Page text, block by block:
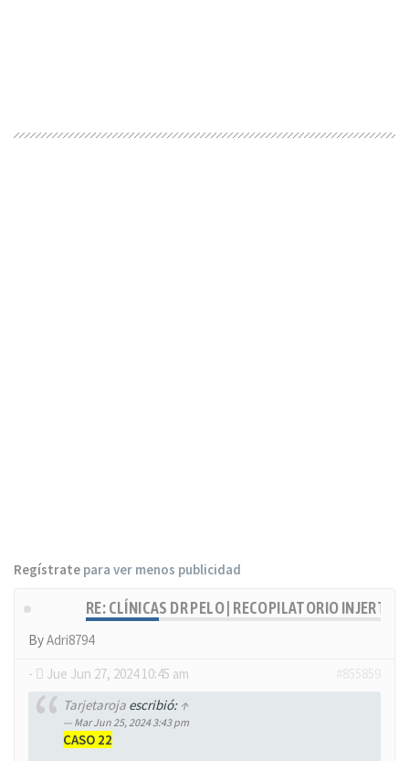
Regístrate para ver menos publicidad
RE: CLÍNICAS DR PELO | RECOPILATORIO
ByAdri8794
-
Jue Jun 27, 2024 10:45 am
Tarjetarojaescribió: ↑
Mar Jun 25, 2024 3:43 pm
CASO 22